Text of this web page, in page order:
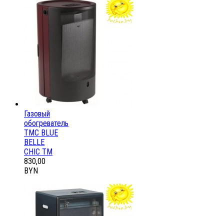
Газовый
обогреватель
ТМС BLUE
BELLE
CHIC ТМ
830,00
BYN